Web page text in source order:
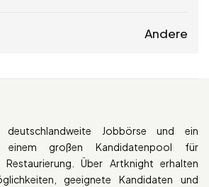
Andere
Jobbörse und ein
einem großen Kandidatenpool für
Restaurierung. Über Artknight erhalten
geeignete Kandidaten und